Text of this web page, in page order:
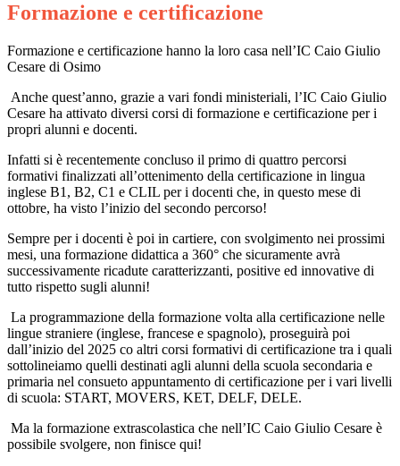
Formazione e certificazione
Formazione e certificazione hanno la loro casa nell’IC Caio Giulio
Cesare di Osimo
Anche quest’anno, grazie a vari fondi ministeriali, l’IC Caio Giulio
Cesare ha attivato diversi corsi di formazione e certificazione per i
propri alunni e docenti.
Infatti si è recentemente concluso il primo di quattro percorsi
formativi finalizzati all’ottenimento della certificazione in lingua
inglese B1, B2, C1 e CLIL per i docenti che, in questo mese di
ottobre, ha visto l’inizio del secondo percorso!
Sempre per i docenti è poi in cartiere, con svolgimento nei prossimi
mesi, una formazione didattica a 360° che sicuramente avrà
successivamente ricadute caratterizzanti, positive ed innovative di
tutto rispetto sugli alunni!
La programmazione della formazione volta alla certificazione nelle
lingue straniere (inglese, francese e spagnolo), proseguirà poi
dall’inizio del 2025 co altri corsi formativi di certificazione tra i quali
sottolineiamo quelli destinati agli alunni della scuola secondaria e
primaria nel consueto appuntamento di certificazione per i vari livelli
di scuola: START, MOVERS, KET, DELF, DELE.
Ma la formazione extrascolastica che nell’IC Caio Giulio Cesare è
possibile svolgere, non finisce qui!